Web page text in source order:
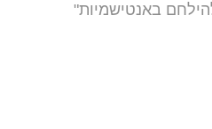
באנטישמיות"